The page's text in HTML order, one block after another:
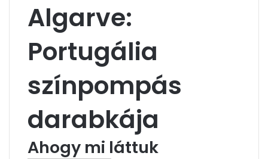
Algarve:
Portugália
színpompás
darabkája
Ahogy mi láttuk